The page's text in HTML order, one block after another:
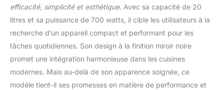
efficacité, simplicité et esthétique. Avec sa capacité de 20
litres et sa puissance de 700 watts, il cible les utilisateurs à la
recherche d’un appareil compact et performant pour les
tâches quotidiennes. Son design à la finition miroir noire
promet une intégration harmonieuse dans les cuisines
modernes. Mais au-delà de son apparence soignée, ce
modèle tient-il ses promesses en matière de performance et